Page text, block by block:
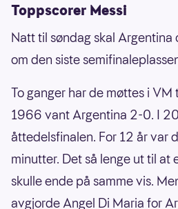
Toppscorer Messi
Natt til søndag skal Argentina
om den siste
To ganger har de møttes i
1966 vant Argentina 2-0. I
åttedelsfinalen. For 12 år var
minutter. Det så lenge ut til at
skulle ende på samme vis.
avgjorde Angel Di Maria for